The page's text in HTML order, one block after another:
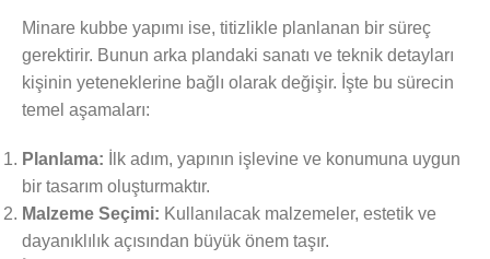
Minare kubbe yapımı ise, titizlikle planlanan bir süreç
gerektirir. Bunun arka plandaki sanatı ve teknik detayları
kişinin yeteneklerine bağlı olarak değişir. İşte bu sürecin
temel aşamaları:
Planlama: İlk adım, yapının işlevine ve konumuna uygun
bir tasarım oluşturmaktır.
Malzeme Seçimi: Kullanılacak malzemeler, estetik ve
dayanıklılık açısından büyük önem taşır.